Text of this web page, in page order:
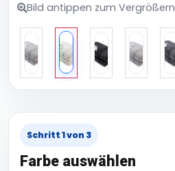
Bild antippen zum Vergrößern
Schritt 1 von 3
Farbe auswählen